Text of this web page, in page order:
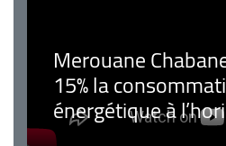
Merouane
15% la
énergétique à